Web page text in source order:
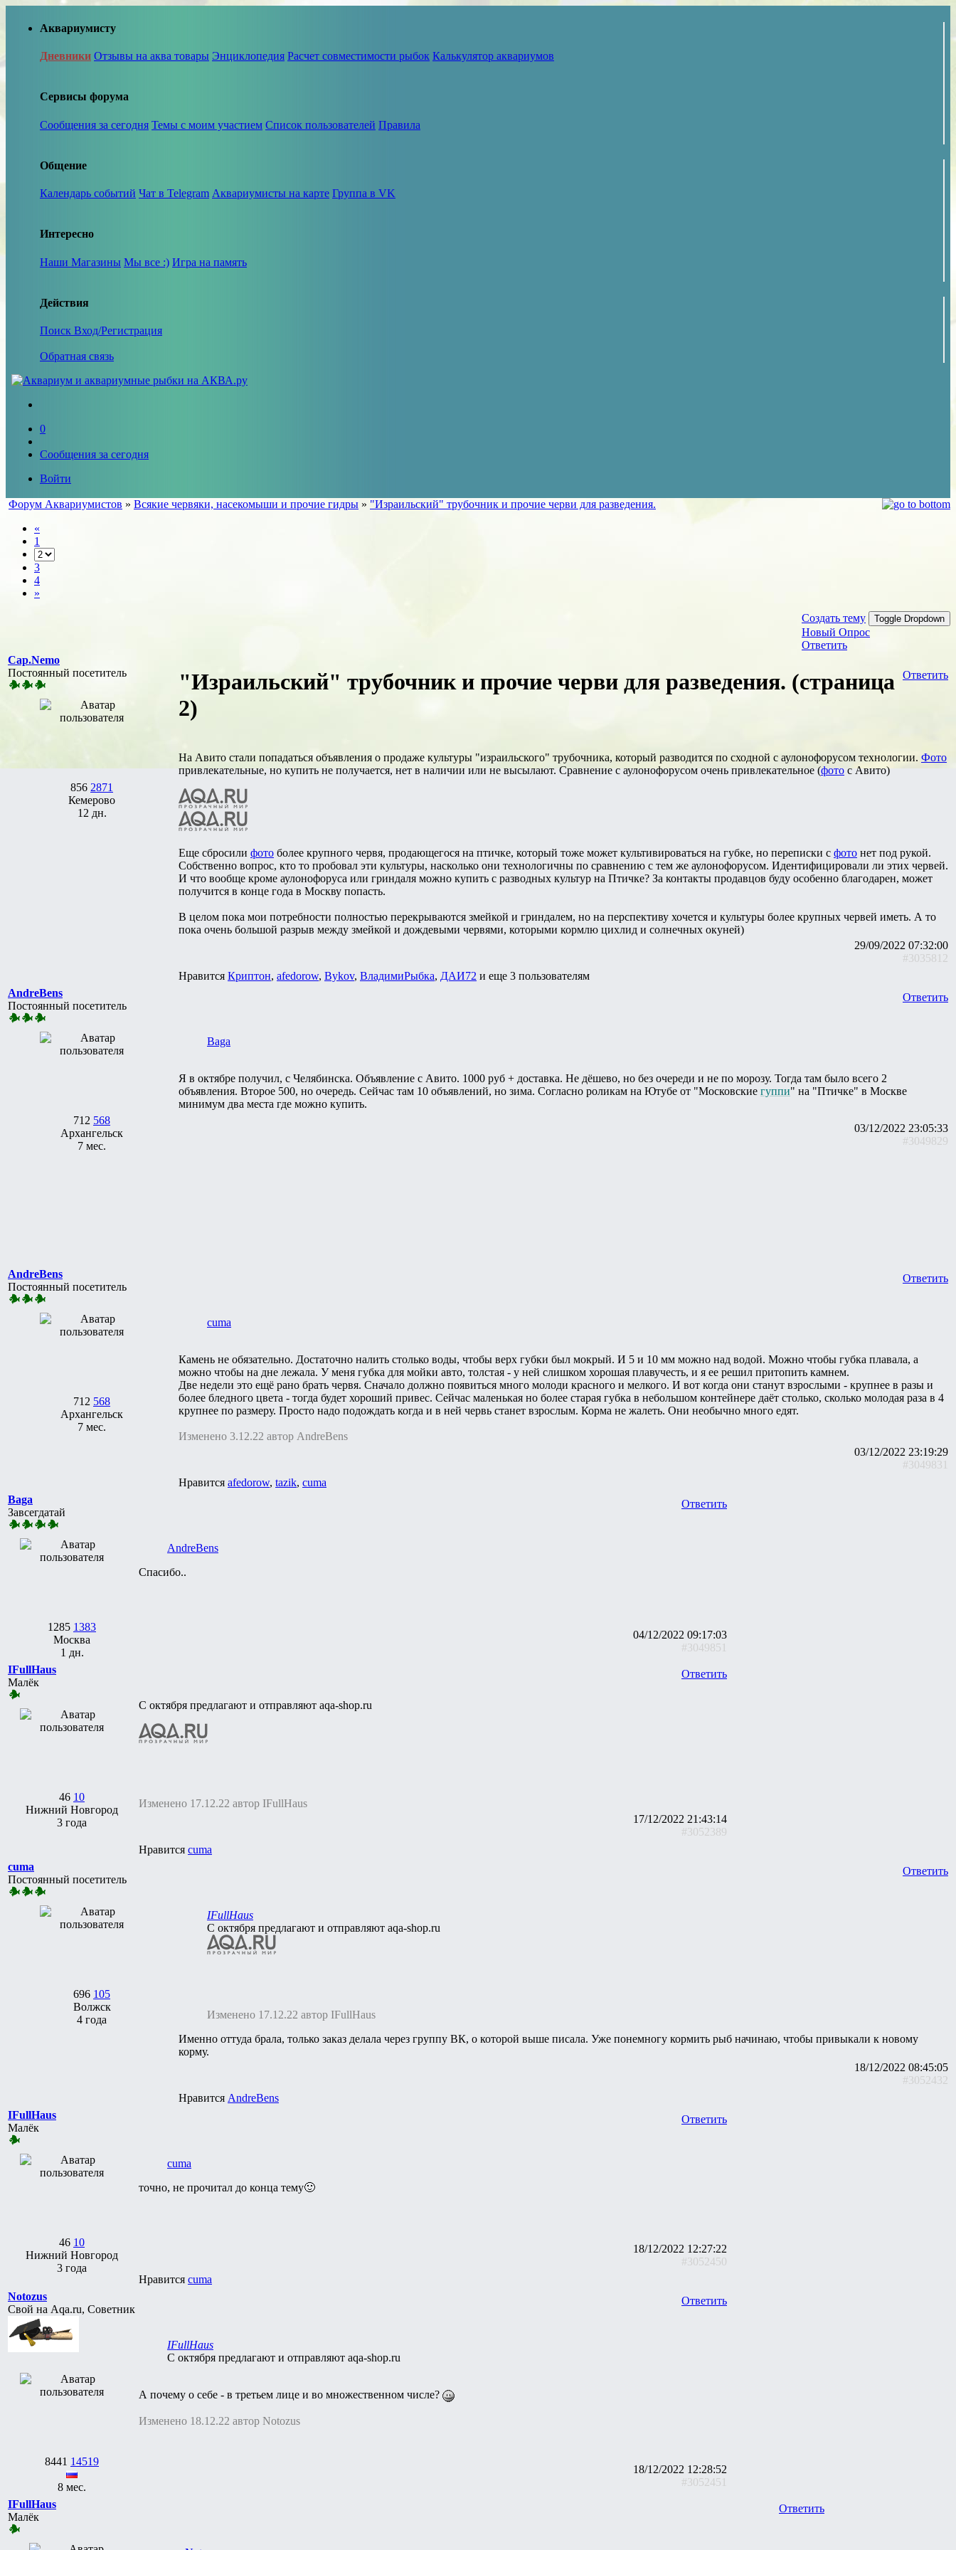
Аквариумисту
Дневники Отзывы на аква товары Энциклопедия Расчет совместимости рыбок Калькулятор аквариумов
Сервисы форума
Сообщения за сегодня Темы с моим участием Список пользователей Правила
Общение
Календарь событий Чат в Telegram Аквариумисты на карте Группа в VK
Интересно
Наши Магазины Мы все :) Игра на память
Действия
Поиск Вход/Регистрация
Обратная связь
0
Сообщения за сегодня
Войти
Форум Аквариумистов » Всякие червяки, насекомыши и прочие гидры » "Израильский" трубочник и прочие черви для разведения.
«
1
3
4
»
Создать тему Toggle Dropdown
Новый Опрос
Ответить
Cap.Nemo
Постоянный посетитель
856 2871
Кемерово
12 дн.
Ответить
"Израильский" трубочник и прочие черви для разведения. (страница
2)
На Авито стали попадаться объявления о продаже культуры "израильского" трубочника, который разводится по сходной с аулонофорусом технологии. Фото
привлекательные, но купить не получается, нет в наличии или не высылают. Сравнение с аулонофорусом очень привлекательное (фото с Авито)
Еще сбросили фото более крупного червя, продающегося на птичке, который тоже может культивироваться на губке, но переписки с фото нет под рукой.
Собственно вопрос, кто то пробовал эти культуры, насколько они технологичны по сравнению с тем же аулонофорусом. Идентифицировали ли этих червей.
И что вообще кроме аулонофоруса или гриндаля можно купить с разводных культур на Птичке? За контакты продавцов буду особенно благодарен, может
получится в конце года в Москву попасть.
В целом пока мои потребности полностью перекрываются змейкой и гриндалем, но на перспективу хочется и культуры более крупных червей иметь. А то
пока очень большой разрыв между змейкой и дождевыми червями, которыми кормлю цихлид и солнечных окуней)
29/09/2022 07:32:00
#3035812
Нравится Криптон, afedorow, Bykov, ВладимиРыбка, ДАИ72 и еще 3 пользователям
AndreBens
Постоянный посетитель
712 568
Архангельск
7 мес.
Ответить
Baga
Я в октябре получил, с Челябинска. Объявление с Авито. 1000 руб + доставка. Не дёшево, но без очереди и не по морозу. Тогда там было всего 2
объявления. Второе 500, но очередь. Сейчас там 10 объявлений, но зима. Согласно роликам на Ютубе от "Московские гуппи" на "Птичке" в Москве
минимум два места где можно купить.
03/12/2022 23:05:33
#3049829
AndreBens
Постоянный посетитель
712 568
Архангельск
7 мес.
Ответить
cuma
Камень не обязательно. Достаточно налить столько воды, чтобы верх губки был мокрый. И 5 и 10 мм можно над водой. Можно чтобы губка плавала, а
можно чтобы на дне лежала. У меня губка для мойки авто, толстая - у ней слишком хорошая плавучесть, и я ее решил притопить камнем.
Две недели это ещё рано брать червя. Сначало должно появиться много молоди красного и мелкого. И вот когда они станут взрослыми - крупнее в разы и
более бледного цвета - тогда будет хороший привес. Сейчас маленькая но более старая губка в небольшом контейнере даёт столько, сколько молодая раза в 4
крупнее по размеру. Просто надо подождать когда и в ней червь станет взрослым. Корма не жалеть. Они необычно много едят.
Изменено 3.12.22 автор AndreBens
03/12/2022 23:19:29
#3049831
Нравится afedorow, tazik, cuma
Baga
Завсегдатай
1285 1383
Москва
1 дн.
Ответить
AndreBens
Спасибо..
04/12/2022 09:17:03
#3049851
IFullHaus
Малёк
46 10
Нижний Новгород
3 года
Ответить
С октября предлагают и отправляют aqa-shop.ru
Изменено 17.12.22 автор IFullHaus
17/12/2022 21:43:14
#3052389
Нравится cuma
cuma
Постоянный посетитель
696 105
Волжск
4 года
Ответить
IFullHaus
С октября предлагают и отправляют aqa-shop.ru
Изменено 17.12.22 автор IFullHaus
Именно оттуда брала, только заказ делала через группу ВК, о которой выше писала. Уже понемногу кормить рыб начинаю, чтобы привыкали к новому
корму.
18/12/2022 08:45:05
#3052432
Нравится AndreBens
IFullHaus
Малёк
46 10
Нижний Новгород
3 года
Ответить
cuma
точно, не прочитал до конца тему🙂
18/12/2022 12:27:22
#3052450
Нравится cuma
Notozus
Свой на Aqa.ru, Советник
8441 14519
8 мес.
Ответить
IFullHaus
С октября предлагают и отправляют aqa-shop.ru
А почему о себе - в третьем лице и во множественном числе?
Изменено 18.12.22 автор Notozus
18/12/2022 12:28:52
#3052451
IFullHaus
Малёк
Ответить